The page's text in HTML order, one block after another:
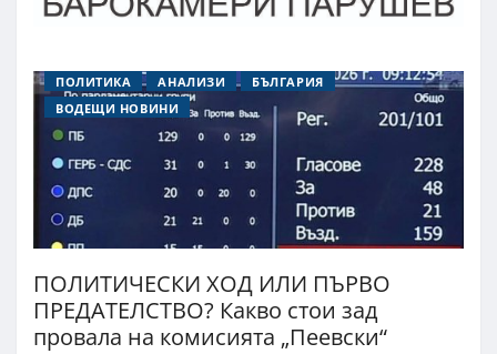
ПОЛИТИКА АНАЛИЗИ
БЪЛГАРИЯ
ВОДЕЩИ НОВИНИ
ПОЛИТИЧЕСКИ ХОД ИЛИ ПЪРВО
ПРЕДАТЕЛСТВО? Какво стои зад
провала на комисията „Пеевски“